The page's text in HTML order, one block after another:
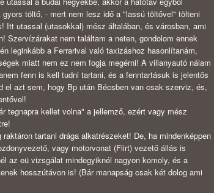
töltő, - mert nem lesz idő a "lassú töltővel" tölteni
utassal (utasokkal) mész általában, és városban, ami
Szervízárakat nem találtam a neten, gondolom ennek
leginkább a Ferrarival való taxizáshoz hasonlítanám,
miatt nem ez nem fogja megérni! A villanyautó nálam
fenn is kell tudni tartani, és a fenntartásuk is jelentős
azt sem, hogy Bp után Bécsben van csak szerviz, és,
tegnapra kellet volna" a jellemző, ezért vagy mész
tartani drága alkatrészeket! De, ha mindenképpen
vagy motorvonat (Flirt) vezető állás is
az eü vizsgálat mindegyiknél nagyon komoly, és a
hosszútávon is! (Bár manapság csak két dolog ami